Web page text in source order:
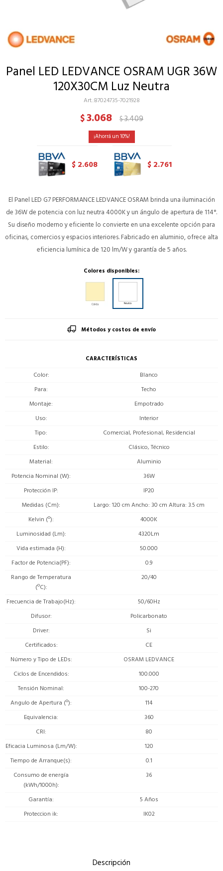
Panel LED LEDVANCE OSRAM UGR 36W
120X30CM Luz Neutra
B7024735-7021928
$3.068 $3.409
10
$ 2.608 $ 2.761
El Panel LED G7 PERFORMANCE LEDVANCE OSRAM brinda una iluminación
de 36W de potencia con luz neutra 4000K y un ángulo de apertura de 114°.
Su diseño moderno y eficiente lo convierte en una excelente opción para
oficinas, comercios y espacios interiores. Fabricado en aluminio, ofrece alta
eficiencia lumínica de 120 lm/W y garantía de 5 años.
Colores disponibles:
Métodos y costos de envío
CARACTERÍSTICAS
Color
Blanco
Para
Techo
Montaje
Empotrado
Uso
Interior
Tipo
Comercial, Profesional, Residencial
Estilo
Clásico, Técnico
Material
Aluminio
Potencia Nominal (W)
36W
Protección IP
IP20
Medidas (Cm)
Largo: 120 cm Ancho: 30 cm Altura: 3.5 cm
Kelvin (º)
4000K
Luminosidad (Lm)
4320Lm
Vida estimada (H)
50.000
Factor de Potencia(PF)
0.9
Rango de Temperatura
(ºC)
20/40
Frecuencia de Trabajo(Hz)
50/60Hz
Difusor
Policarbonato
Driver
Si
Certificados
CE
Número y Tipo de LEDs
OSRAM LEDVANCE
Ciclos de Encendidos
100.000
Tensión Nominal
100-270
Angulo de Apertura (º)
114
Equivalencia
360
CRI
80
Eficacia Luminosa (Lm/W)
120
Tiempo de Arranque(s)
0.1
Consumo de energía
(kWh/1000h)
36
Garantía
5 Años
Proteccion ik
IK02
Descripción